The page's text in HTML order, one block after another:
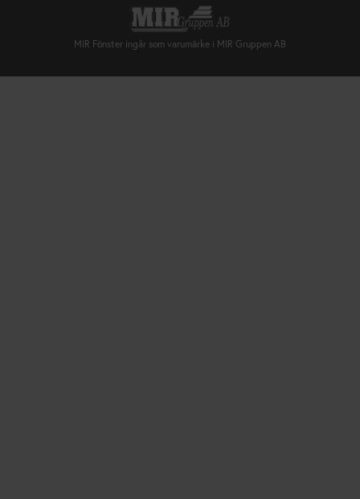
MIR Fönster ingår som varumärke i MIR Gruppen AB